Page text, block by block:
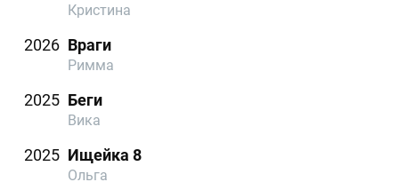
Кристина
2026 Враги
Римма
2025 Беги
Вика
2025 Ищейка 8
Ольга